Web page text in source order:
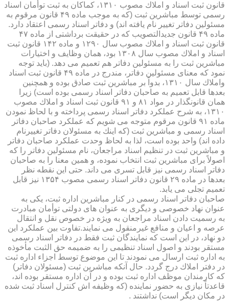
قانون ثبت اسناد و املاك مصوب ۱۳۱۰، كماكان به ثبت توأمان اسناد
رسمی توسط مباشرین ثبت (كه به موجب ماده ۴۹ قانون مرقوم به
مسئولین دفاتر تغییر نام یافته اند) و دفاتر اسناد رسمی اعتقاد دارد.
ماده ۴۹ قانون جدیدالتصویب كه در حقیقت برداشتی از ماده ۴۷
قانون ثبت اسناد و املاك مصوب سال ۱۲۹۰ و ماده ۱۴۲ قانون ثبت
اسناد و املاك مصوب سال ۱۳۰۸ بود، همان وظایف و اختیارات
مباشرین ثبت را به مسئولین دفاتر هم تعمیم می دهد. (باید توجه
نمود كه معنای مسئولین دفاتر، مندرج در ماده ۴۹ قانون ثبت اسناد
واملاك سال ۱۳۱۰، بدواً بر مباشرین ثبت صادق بوده و همچنین
بعدها قابل تعمیم به صاحبان دفاتر اسناد رسمی بوده است) زیرا
همان قانونگذار در مواد ۸۱ و ۹۱ قانون ثبت اسناد و املاك مصوب
۱۳۱۰، به شرح عملكرد دفاتر اسناد رسمی پرداخته و با لحاظ نمودن
ماده ۹۱ قانون مرقوم متوجه می شویم كه عملكرد صاحبان دفاتر
اسناد رسمی و مباشرین ثبت (كه اینك به مسئولان دفاتر تغییرنام
داده اند) واحد بوده است، لذا به لحاظ وحدت عملكرد صاحبان دفاتر
و مباشرین ثبت در تنظیم اسناد مراجعان، نام مسئولین دفاتر را كه
اصولاً برای مباشرین ثبت انتخاب نموده، و همین معنا را به صاحبان
دفاتر اسناد رسمی نیز قابل تسری می داند. حتی این نقطه نظر
بعدها در ماده ۲۹ قانون دفاتر اسناد رسمی مصوب ۱۳۵۴ نیز قابل
تعمیم تجلی می یابد.
صاحبان دفاتر اسناد رسمی در كنار مباشرین اداره ثبت، یكی به
عنوان نهاد خصوصی و دیگری به عنوان های دولتی توأمان مبادرت
به رسمیت دادن اسناد مراجعان به ویژه در خصوص نقل و انتقال
عرصه و اعیان و منافع غیرمنقول می نمایند.تفاوت بین عملكرد این
دو نهاد، در این است كه نمایندگان ثبت فقط در دفاتر اسناد رسمی
مستقر بودند و اصول اسناد تنظیمی را به ضمیمه حق الثبت مأخوذه
به اداره ثبت ارسال می نمودند تا این موضوع توسط اجزاء اداره ثبت
در دفتر املاك درج گردد. حال آنكه مباشرین ثبت (مسئولان دفاتر)
كه كارمندان موظف اداره ثبت بوده و در آن اداره مستقر بوده اند،
قاعدتاً نیازی به حضور نماینده (كه وظیفه اش كنترل اسناد ثبت شده
در مكان دیگر است) نداشتند .